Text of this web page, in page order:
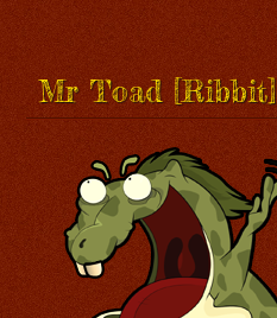
Mr Toad [Ribbit]